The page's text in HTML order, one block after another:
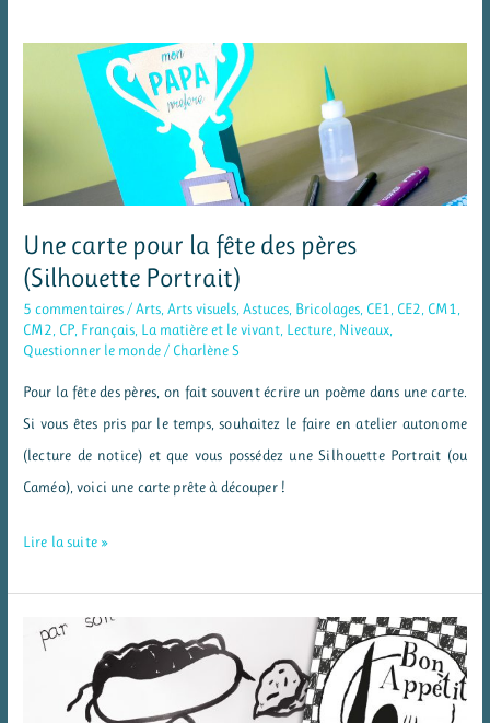
Une carte pour la fête des pères
(Silhouette Portrait)
5 commentaires/Arts,Arts visuels,Astuces, Bricolages, CE1, CE2, CM1,
CM2, CP, Français, La matière et le vivant, Lecture, Niveaux,
Questionner le monde/ Charlène S
Pour la fête des pères, on fait souvent écrire un poème dans une carte.
Si vous êtes pris par le temps, souhaitez le faire en atelier autonome
(lecture de notice) et que vous possédez une Silhouette Portrait (ou
Caméo), voici une carte prête à découper !
Une
Lire la suite »